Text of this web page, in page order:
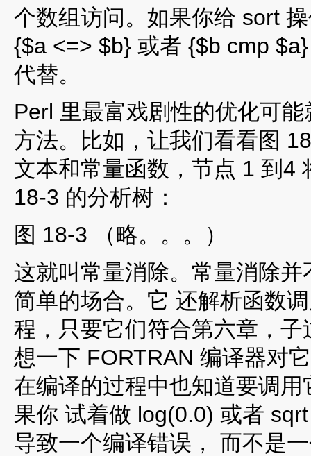
个数组访问。如果你给 sort
{$a <=> $b} 或者 {$b cmp
代替。
Perl 里最富戏剧性的优化可
方法。比如，让我们看看图
文本和常量函数，节点 1 到4
18-3 的分析树：
图 18-3 （略。。。）
这就叫常量消除。常量消除
简单的场合。它 还解析函数
程，只要它们符合第六章，子
想一下 FORTRAN 编译器对
在编译的过程中也知道要调
果你 试着做 log(0.0) 或者
导致一个编译错误， 而不是